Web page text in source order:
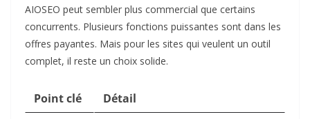
AIOSEO peut sembler plus commercial que certains
concurrents. Plusieurs fonctions puissantes sont dans les
offres payantes. Mais pour les sites qui veulent un outil
complet, il reste un choix solide.
Point clé
Détail